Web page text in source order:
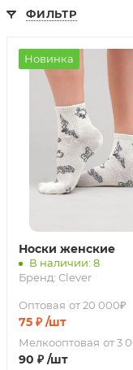
ФИЛЬТР
Новинка
Носки женские
В наличии: 8
Бренд: Clever
Оптовая от 20 000₽
75 ₽ /шт
Мелкооптовая от 3
90 ₽ /шт